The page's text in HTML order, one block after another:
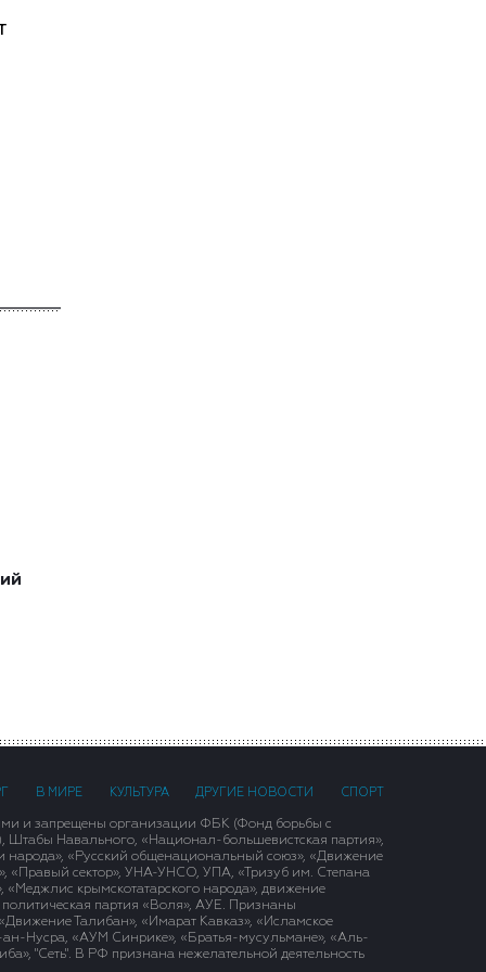
В МИРЕ КУЛЬТУРА ДРУГИЕ НОВОСТИ СПОРТ
и запрещены организации ФБК (Фонд борьбы с
Штабы Навального, «Национал-большевистская партия»,
народа», «Русский общенациональный союз», «Движение
«Правый сектор», УНА-УНСО, УПА, «Тризуб им. Степана
крымскотатарского народа», движение
политическая партия «Воля», АУЕ. Признаны
Талибан», «Имарат Кавказ», «Исламское
ан-Нусра, «АУМ Синрике», «Братья-мусульмане», «Аль-
"Сеть". В РФ признана нежелательной деятельность